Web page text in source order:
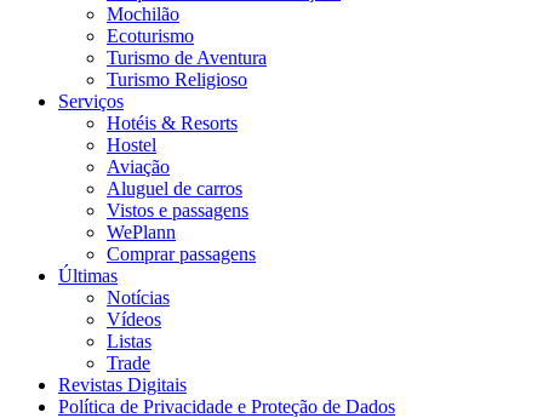
Mochilão
Ecoturismo
Turismo de Aventura
Turismo Religioso
Serviços
Hotéis & Resorts
Hostel
Aviação
Aluguel de carros
Vistos e passagens
WePlann
Comprar passagens
Últimas
Notícias
Vídeos
Listas
Trade
Revistas Digitais
Política de Privacidade e Proteção de Dados